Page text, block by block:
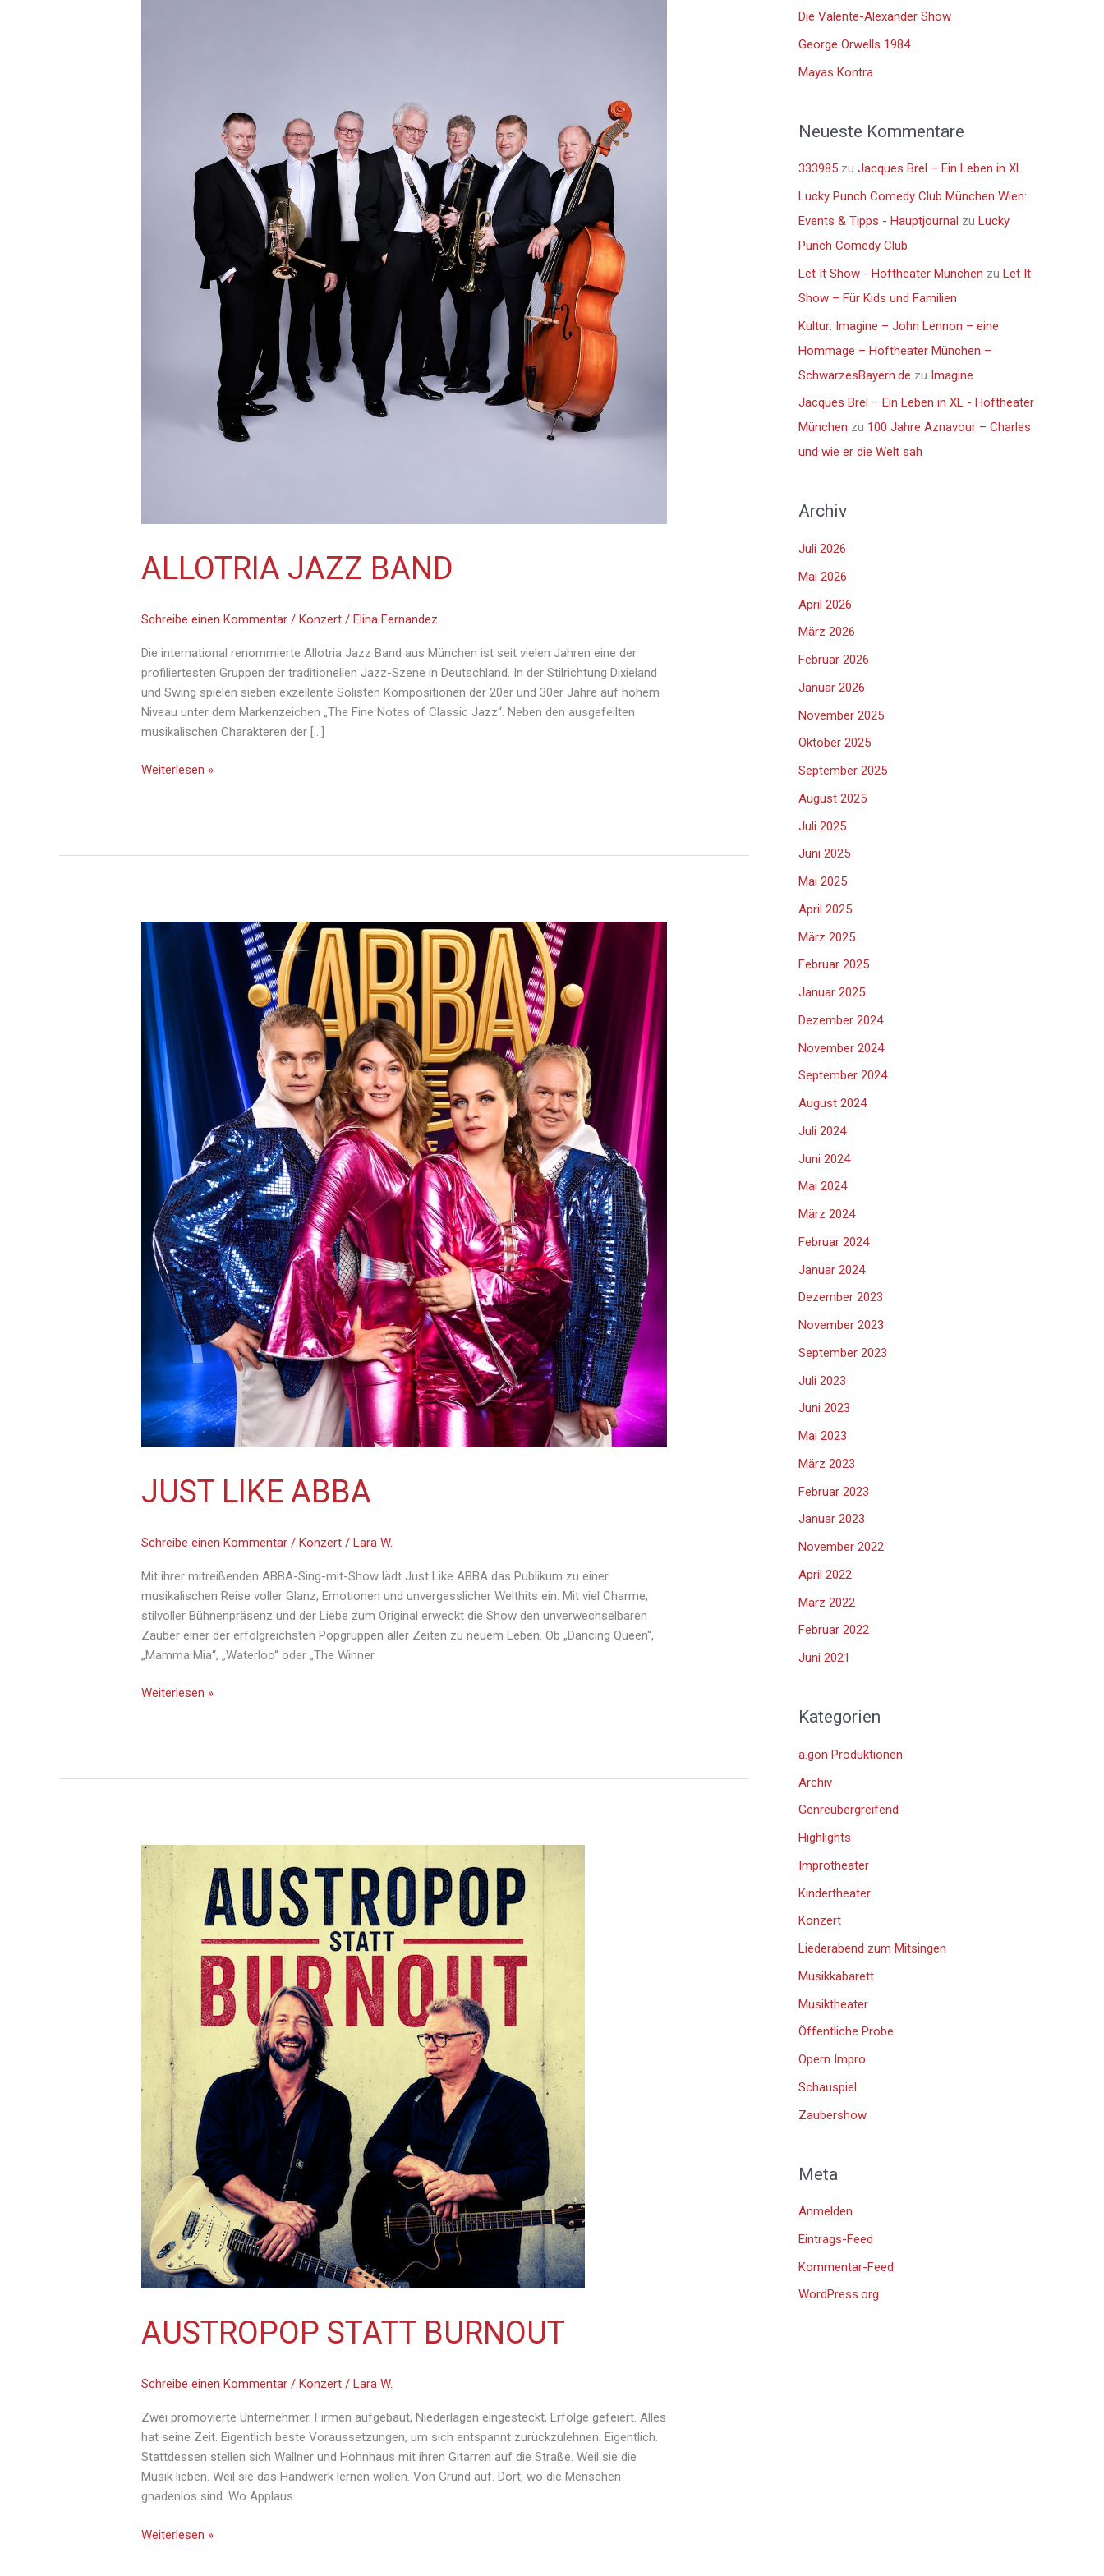
ALLOTRIA JAZZ BAND
Schreibe einen Kommentar /Konzert /Elina Fernandez
Die international renommierte Allotria Jazz Band aus München ist seit vielen Jahren eine der
profiliertesten Gruppen der traditionellen Jazz-Szene in Deutschland. In der Stilrichtung Dixieland
und Swing spielen sieben exzellente Solisten Kompositionen der 20er und 30er Jahre auf hohem
Niveau unter dem Markenzeichen „The Fine Notes of Classic Jazz“. Neben den ausgefeilten
musikalischen Charakteren der […]
Weiterlesen »
JUST LIKE ABBA
Schreibe einen Kommentar /Konzert /Lara W.
Mit ihrer mitreißenden ABBA-Sing-mit-Show lädt Just Like ABBA das Publikum zu einer
musikalischen Reise voller Glanz, Emotionen und unvergesslicher Welthits ein. Mit viel Charme,
stilvoller Bühnenpräsenz und der Liebe zum Original erweckt die Show den unverwechselbaren
Zauber einer der erfolgreichsten Popgruppen aller Zeiten zu neuem Leben. Ob „Dancing Queen“,
„Mamma Mia“, „Waterloo“ oder „The Winner
Just
like
ABBA
Weiterlesen »
AUSTROPOP STATT BURNOUT
Schreibe einen Kommentar /Konzert /Lara W.
Zwei promovierte Unternehmer. Firmen aufgebaut, Niederlagen eingesteckt, Erfolge gefeiert. Alles
hat seine Zeit. Eigentlich beste Voraussetzungen, um sich entspannt zurückzulehnen. Eigentlich.
Stattdessen stellen sich Wallner und Hohnhaus mit ihren Gitarren auf die Straße. Weil sie die
Musik lieben. Weil sie das Handwerk lernen wollen. Von Grund auf. Dort, wo die Menschen
gnadenlos sind. Wo Applaus
Austropop
Burnout
Weiterlesen »
n
Die Valente-Alexander Show
George Orwells 1984
Mayas Kontra
Neueste Kommentare
333985 zu Jacques Brel – Ein Leben in XL
Lucky Punch Comedy Club München Wien:
Events & Tipps - Hauptjournal zu Lucky
Punch Comedy Club
Let It Show - Hoftheater München zu Let It
Show – Für Kids und Familien
Kultur: Imagine – John Lennon – eine
Hommage – Hoftheater München –
SchwarzesBayern.de zu Imagine
Jacques Brel – Ein Leben in XL - Hoftheater
München zu 100 Jahre Aznavour – Charles
und wie er die Welt sah
Archiv
Juli 2026
Mai 2026
April 2026
März 2026
Februar 2026
Januar 2026
November 2025
Oktober 2025
September 2025
August 2025
Juli 2025
Juni 2025
Mai 2025
April 2025
März 2025
Februar 2025
Januar 2025
Dezember 2024
November 2024
September 2024
August 2024
Juli 2024
Juni 2024
Mai 2024
März 2024
Februar 2024
Januar 2024
Dezember 2023
November 2023
September 2023
Juli 2023
Juni 2023
Mai 2023
März 2023
Februar 2023
Januar 2023
November 2022
April 2022
März 2022
Februar 2022
Juni 2021
Kategorien
a.gon Produktionen
Archiv
Genreübergreifend
Highlights
Improtheater
Kindertheater
Konzert
Liederabend zum Mitsingen
Musikkabarett
Musiktheater
Öffentliche Probe
Opern Impro
Schauspiel
Zaubershow
Meta
Anmelden
Eintrags-Feed
Kommentar-Feed
WordPress.org